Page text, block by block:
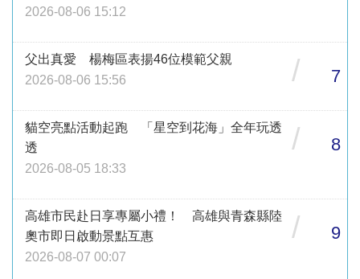
2026-08-06 15:12
父出真愛 楊梅區表揚46位模範父親
2026-08-06 15:56
/ 7
貓空亮點活動起跑 「星空到花海」全年玩透
透
2026-08-05 18:33
/ 8
高雄市民赴日享專屬小禮！ 高雄與青森縣陸
奧市即日啟動景點互惠
2026-08-07 00:07
/ 9